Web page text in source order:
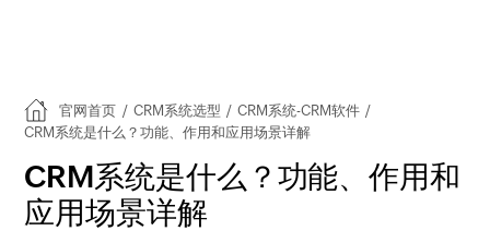
官网首页 / CRM系统选型 / CRM系统-CRM软件 /
CRM系统是什么？功能、作用和应用场景详解
CRM系统是什么？功能、作用和
应用场景详解